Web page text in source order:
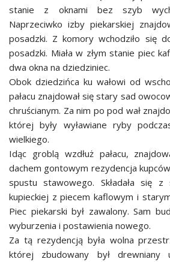
stanie z oknami bez szyb
Naprzeciwko izby piekarskiej
posadzki. Z komory wchodziło się
posadzki. Miała w złym stanie piec
dwa okna na dziedziniec.
Obok dziedzińca ku wałowi od
pałacu znajdował się stary sad
chruścianym. Za nim po pod wał
której były wyławiane ryby
wielkiego.
Idąc groblą wzdłuż pałacu,
dachem gontowym rezydencja
spustu stawowego. Składała się
kupieckiej z piecem kaflowym i
Piec piekarski był zawalony. Sam
wyburzenia i postawienia nowego.
Za tą rezydencją była wolna
której zbudowany był